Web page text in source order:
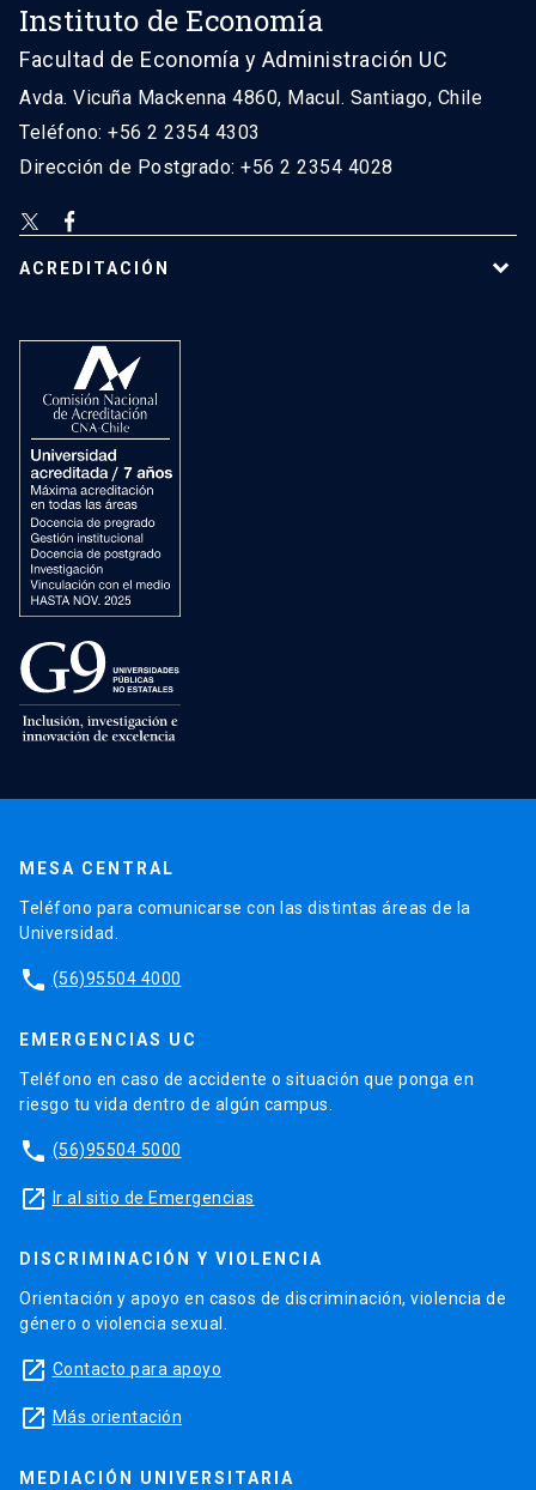
Instituto de Economía
Facultad de Economía y Administración UC
Avda. Vicuña Mackenna 4860, Macul. Santiago, Chile
Teléfono: +56 2 2354 4303
Dirección de Postgrado: +56 2 2354 4028
ACREDITACIÓN
MESA CENTRAL
Teléfono para comunicarse con las distintas áreas de la
Universidad.
phone (56)95504 4000
EMERGENCIAS UC
Teléfono en caso de accidente o situación que ponga en
riesgo tu vida dentro de algún campus.
phone (56)95504 5000
launch Ir al sitio de Emergencias
DISCRIMINACIÓN Y VIOLENCIA
Orientación y apoyo en casos de discriminación, violencia de
género o violencia sexual.
launch Contacto para apoyo
launch Más orientación
MEDIACIÓN UNIVERSITARIA